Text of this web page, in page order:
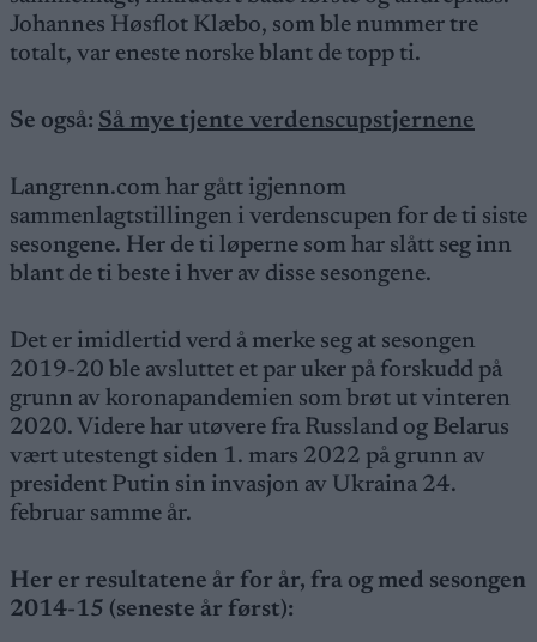
Johannes Høsflot Klæbo, som ble nummer tre
totalt, var eneste norske blant de topp ti.
Se også: Så mye tjente verdenscupstjernene
Langrenn.com har gått igjennom
sammenlagtstillingen i verdenscupen for de ti siste
sesongene. Her de ti løperne som har slått seg inn
blant de ti beste i hver av disse sesongene.
Det er imidlertid verd å merke seg at sesongen
2019-20 ble avsluttet et par uker på forskudd på
grunn av koronapandemien som brøt ut vinteren
2020. Videre har utøvere fra Russland og Belarus
vært utestengt siden 1. mars 2022 på grunn av
president Putin sin invasjon av Ukraina 24.
februar samme år.
Her er resultatene år for år, fra og med sesongen
2014-15 (seneste år først):